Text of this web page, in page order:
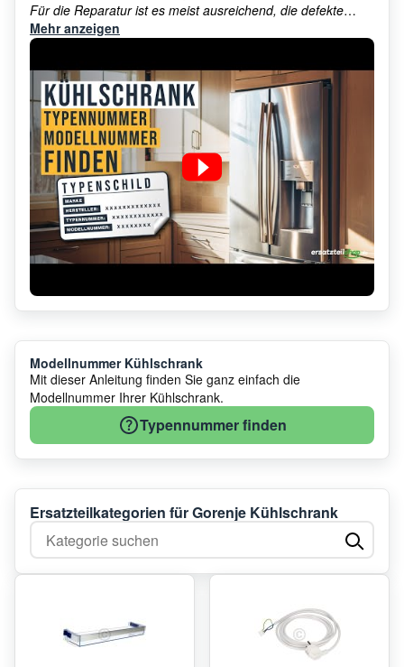
Für die Reparatur ist es meist ausreichend, die defekte
Komponente durch ein Ersatzteil aus dem umfassenden
Sortiment unserer Kategorie
Mehr anzeigen
Modellnummer Kühlschrank
Mit dieser Anleitung finden Sie ganz einfach die
Modellnummer Ihrer Kühlschrank.
Typennummer finden
Ersatzteilkategorien für Gorenje Kühlschrank
Kategorie suchen